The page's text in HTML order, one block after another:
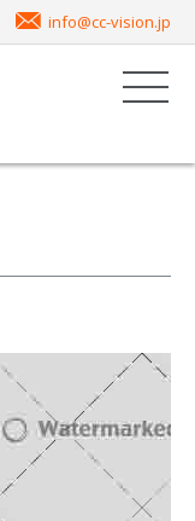
info@cc-vision.jp